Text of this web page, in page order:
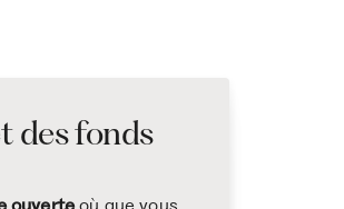
des fonds
ouverteoù que vous